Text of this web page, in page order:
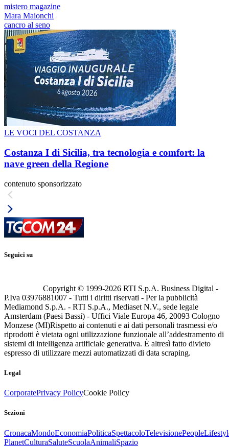
mistero magazine
Mara Maionchi
cancro al seno
LE VOCI DEL COSTANZA
Costanza I di Sicilia, tra tecnologia e comfort: la
nave green della Regione
contenuto sponsorizzato
Seguici su
Copyright © 1999-2026 RTI S.p.A. Business Digital -
P.Iva 03976881007 - Tutti i diritti riservati - Per la pubblicità
Mediamond S.p.A. - RTI S.p.A., Mediaset N.V., sede legale
Amsterdam (Paesi Bassi) - Uffici Viale Europa 46, 20093 Cologno
Monzese (MI)Rispetto ai contenuti e ai dati personali trasmessi e/o
riprodotti è vietata ogni utilizzazione funzionale all’addestramento di
sistemi di intelligenza artificiale generativa. È altresì fatto divieto
espresso di utilizzare mezzi automatizzati di data scraping.
Legal
CorporatePrivacy PolicyCookie Policy
Sezioni
CronacaMondoEconomiaPoliticaSpettacoloTelevisionePeople
PlanetCulturaSaluteScuolaAnimaliSpazio